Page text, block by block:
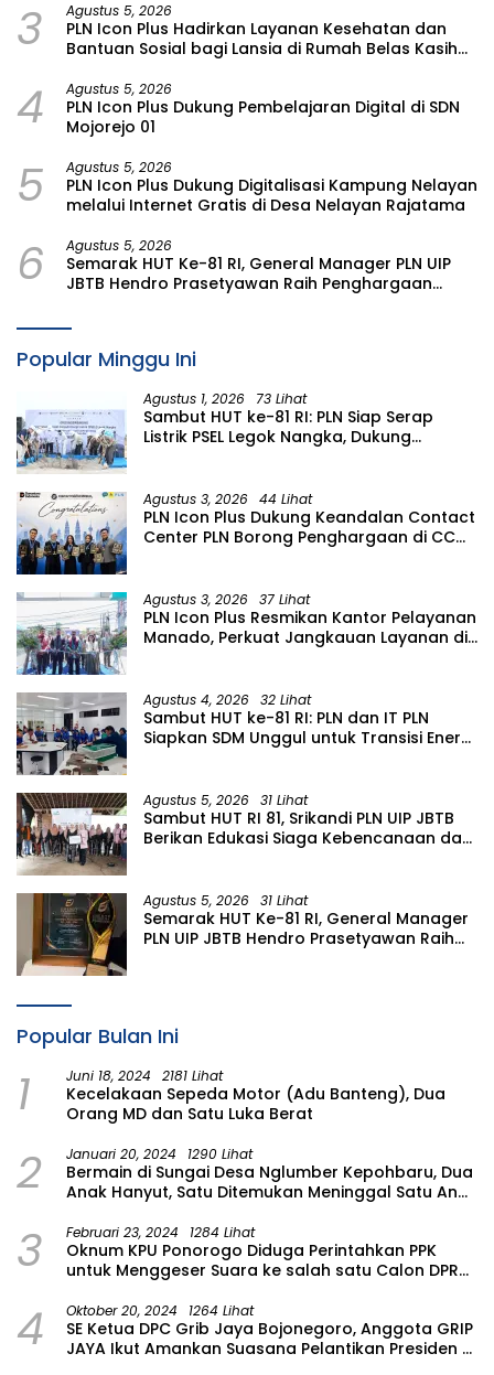
3 Agustus 5, 2026
PLN Icon Plus Hadirkan Layanan Kesehatan dan
Bantuan Sosial bagi Lansia di Rumah Belas Kasih
4 Agustus 5, 2026
PLN Icon Plus Dukung Pembelajaran Digital di SDN
Mojorejo 01
5 Agustus 5, 2026
PLN Icon Plus Dukung Digitalisasi Kampung Nelayan
melalui Internet Gratis di Desa Nelayan Rajatama
6 Agustus 5, 2026
Semarak HUT Ke-81 RI, General Manager PLN UIP
JBTB Hendro Prasetyawan Raih Penghargaan
Popular Minggu Ini
Agustus 1, 2026 73 Lihat
Sambut HUT ke-81 RI: PLN Siap Serap
Listrik PSEL Legok Nangka, Dukung
Agustus 3, 2026 44 Lihat
PLN Icon Plus Dukung Keandalan Contact
Center PLN Borong Penghargaan di CCW
Agustus 3, 2026 37 Lihat
PLN Icon Plus Resmikan Kantor Pelayanan
Manado, Perkuat Jangkauan Layanan di
Agustus 4, 2026 32 Lihat
Sambut HUT ke-81 RI: PLN dan IT PLN
Siapkan SDM Unggul untuk Transisi Energi
Agustus 5, 2026 31 Lihat
Sambut HUT RI 81, Srikandi PLN UIP JBTB
Berikan Edukasi Siaga Kebencanaan dan
Simacan Banyuwangi
Agustus 5, 2026 31 Lihat
Semarak HUT Ke-81 RI, General Manager
PLN UIP JBTB Hendro Prasetyawan Raih
Popular Bulan Ini
1 Juni 18, 2024 2181 Lihat
Kecelakaan Sepeda Motor (Adu Banteng), Dua
Orang MD dan Satu Luka Berat
2 Januari 20, 2024 1290 Lihat
Bermain di Sungai Desa Nglumber Kepohbaru, Dua
Anak Hanyut, Satu Ditemukan Meninggal Satu Anak
3 Februari 23, 2024 1284 Lihat
Oknum KPU Ponorogo Diduga Perintahkan PPK
untuk Menggeser Suara ke salah satu Calon DPRD
4 Oktober 20, 2024 1264 Lihat
SE Ketua DPC Grib Jaya Bojonegoro, Anggota GRIP
JAYA Ikut Amankan Suasana Pelantikan Presiden di